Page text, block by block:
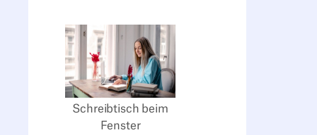
Schreibtisch beim
Fenster